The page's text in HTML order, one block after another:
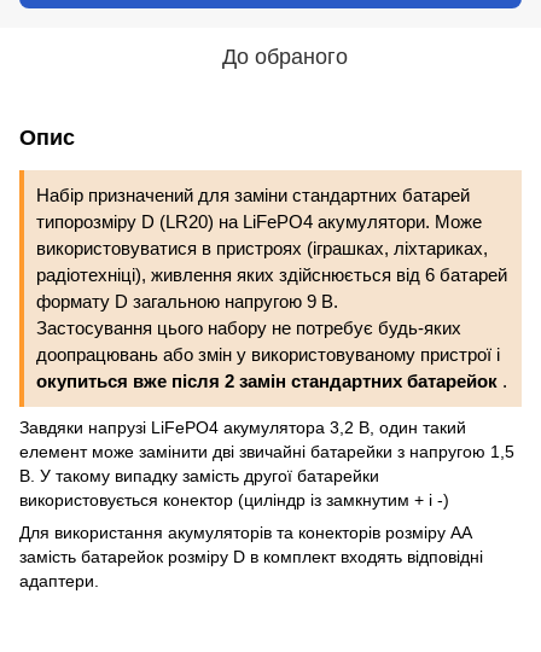
До обраного
Опис
Набір призначений для заміни стандартних батарей
типорозміру D (LR20) на LiFePO4 акумулятори. Може
використовуватися в пристроях (іграшках, ліхтариках,
радіотехніці), живлення яких здійснюється від 6 батарей
формату D загальною напругою 9 В.
Застосування цього набору не потребує будь-яких
доопрацювань або змін у використовуваному пристрої і
окупиться вже після 2 замін стандартних батарейок .
Завдяки напрузі LiFePO4 акумулятора 3,2 В, один такий
елемент може замінити дві звичайні батарейки з напругою 1,5
В. У такому випадку замість другої батарейки
використовується конектор (циліндр із замкнутим + і -)
Для використання акумуляторів та конекторів розміру AA
замість батарейок розміру D в комплект входять відповідні
адаптери.